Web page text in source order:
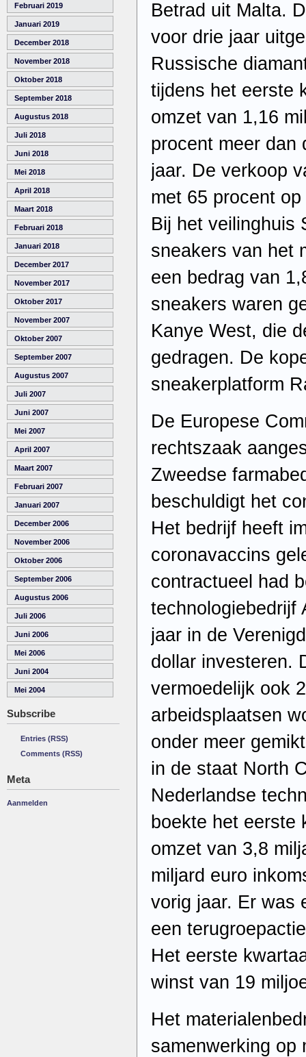
Februari 2019
Januari 2019
December 2018
November 2018
Oktober 2018
September 2018
Augustus 2018
Juli 2018
Juni 2018
Mei 2018
April 2018
Maart 2018
Februari 2018
Januari 2018
December 2017
November 2017
Oktober 2017
November 2007
Oktober 2007
September 2007
Augustus 2007
Juli 2007
Juni 2007
Mei 2007
April 2007
Maart 2007
Februari 2007
Januari 2007
December 2006
November 2006
Oktober 2006
September 2006
Augustus 2006
Juli 2006
Juni 2006
Mei 2006
Juni 2004
Mei 2004
Subscribe
Entries (RSS)
Comments (RSS)
Meta
Aanmelden
Betrad uit Malta.
voor drie jaar
Russische
tijdens het eerste
omzet van 1,16
procent meer dan
jaar. De verkoop
met 65 procent
Bij het veilinghuis
sneakers van het
een bedrag van
sneakers waren
Kanye West, die
gedragen. De
sneakerplatform
De Europese
rechtszaak
Zweedse
beschuldigt het
Het bedrijf heeft
coronavaccins
contractueel had
technologiebedrijf
jaar in de
dollar investeren.
vermoedelijk ook
arbeidsplaatsen
onder meer
in de staat North
Nederlandse
boekte het eerste
omzet van 3,8
miljard euro
vorig jaar. Er was
een
Het eerste
winst van 19
Het
samenwerking op